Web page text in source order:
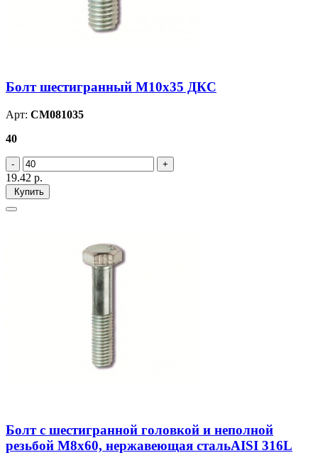
Болт шестигранный М10х35 ДКС
Арт: CM081035
40
19.42 р.
Купить
Болт с шестигранной головкой и неполной
резьбой М8х60, нержавеющая стальAISI 316L